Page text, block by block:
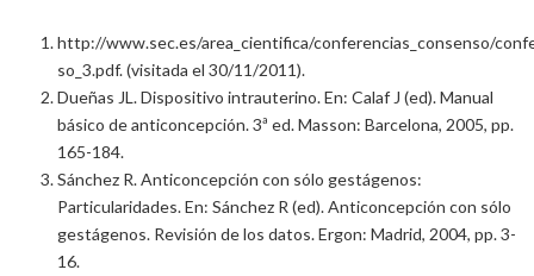
http://www.sec.es/area_cientifica/conferencias_consenso/
so_3.pdf. (visitada el 30/11/2011).
Dueñas JL. Dispositivo intrauterino. En: Calaf J (ed). Manual
básico de anticoncepción. 3ª ed. Masson: Barcelona, 2005, pp.
165-184.
Sánchez R. Anticoncepción con sólo gestágenos:
Particularidades. En: Sánchez R (ed). Anticoncepción con sólo
gestágenos. Revisión de los datos. Ergon: Madrid, 2004, pp. 3-
16.